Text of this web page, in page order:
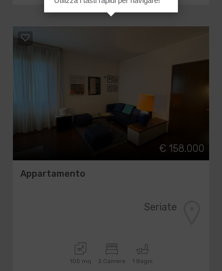
€ 158.000
Appartamento
Seriate
105 mq 2 Camere 1 Bagni